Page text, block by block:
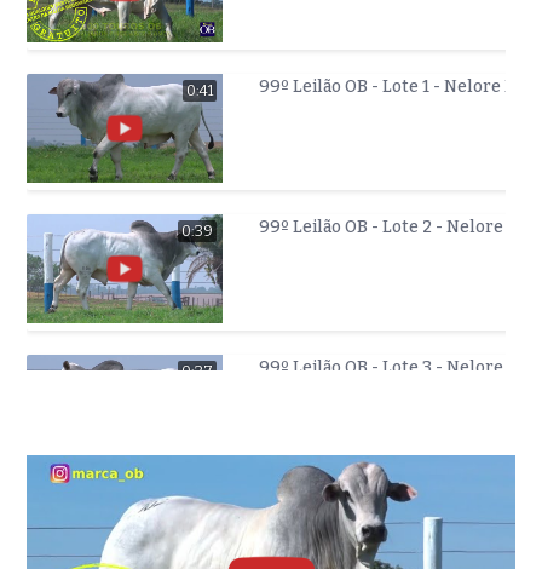
0:41 99º Leilão OB - Lote 1 - Nelore
0:39 99º Leilão OB - Lote 2 - Nelore
0:37 99º Leilão OB - Lote 3 - Nelore
01:03 99º Leilão OB - Lote 4 - Nelore